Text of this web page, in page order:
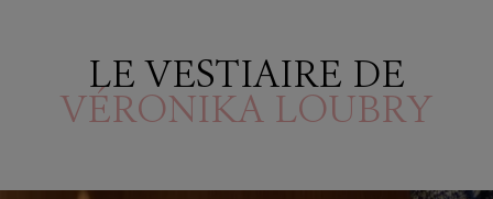
LE VESTIAIRE DE
VÉRONIKA LOUBRY